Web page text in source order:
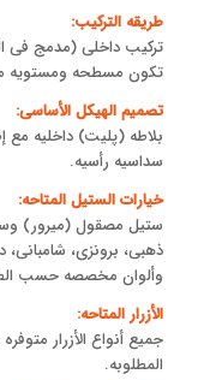
طریقه الترکیب:
ترکیب داخلی (مدمج فی
تکون مسطحه ومستویه
تصمیم الهیکل الأساسی:
بلاطه (پلیت) داخلیه مع
سداسیه رأسیه.
خیارات الستیل المتاحه:
ستیل مصقول (میرور)
ذهبی، برونزی،
وألوان مخصصه حسب
الأزرار المتاحه:
جمیع أنواع الأزرار
المطلوبه.